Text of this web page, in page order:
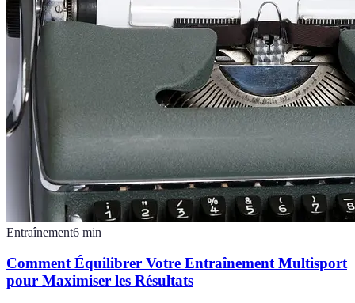
Entraînement6 min
Comment Équilibrer Votre Entraînement Multisport
pour Maximiser les Résultats